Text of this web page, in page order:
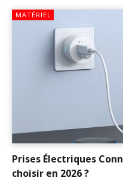
MATÉRIEL
Prises Électriques
choisir en 2026 ?